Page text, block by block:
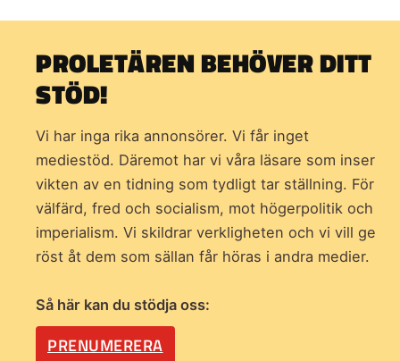
PROLETÄREN BEHÖVER DITT
STÖD!
Vi har inga rika annonsörer. Vi får inget
mediestöd. Däremot har vi våra läsare som inser
vikten av en tidning som tydligt tar ställning. För
välfärd, fred och socialism, mot högerpolitik och
imperialism. Vi skildrar verkligheten och vi vill ge
röst åt dem som sällan får höras i andra medier.
Så här kan du stödja oss:
PRENUMERERA